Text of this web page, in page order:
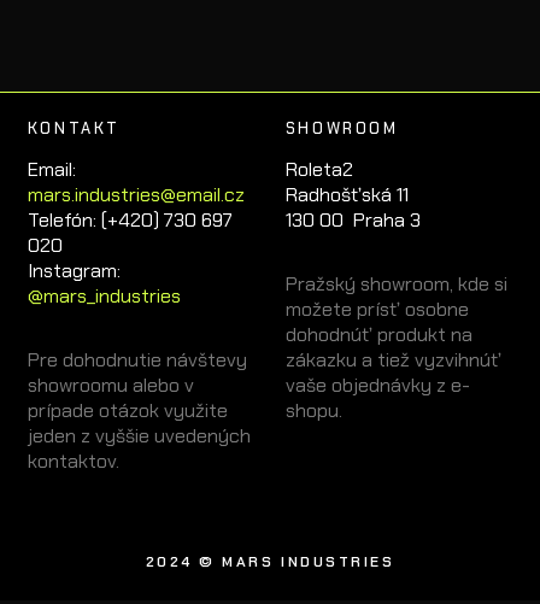
KONTAKT
Email:
mars.industries@email.cz
Telefón: (+420) 730 697
020
Instagram:
@mars_industries
Pre dohodnutie návštevy
showroomu alebo v
prípade otázok využite
jeden z vyššie uvedených
kontaktov.
SHOWROOM
Roleta2
Radhošťská 11
130 00 Praha 3
Pražský showroom, kde si
možete prísť osobne
dohodnúť produkt na
zákazku a tiež vyzvihnúť
vaše objednávky z e-
shopu.
2024 © MARS INDUSTRIES